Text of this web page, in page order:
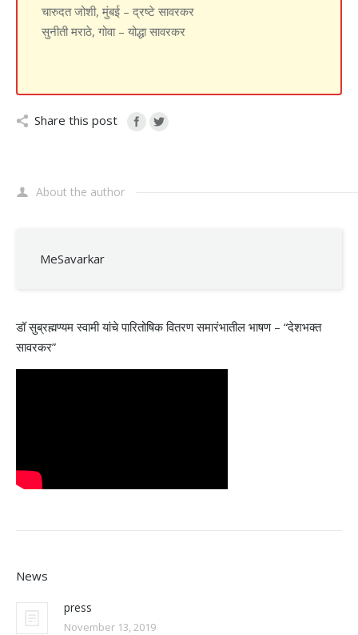
चारुदत जोशी, मुंबई – द्रष्टे सावरकर
सुनीती मराठे, गोवा – योद्धा सावरकर
Share this post
About the author
MeSavarkar
डॉ सुब्रह्मण्यम स्वामी यांचे पारितोषिक वितरण समारंभातील भाषण – “देशभक्त
सावरकर”
News
press
November 13, 2019